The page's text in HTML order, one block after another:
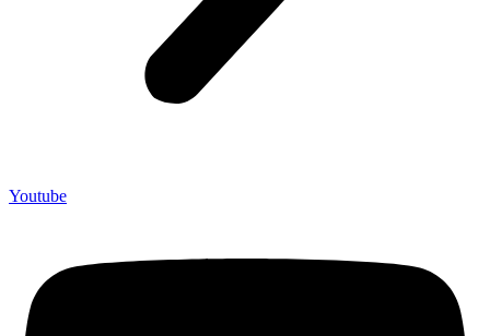
Youtube